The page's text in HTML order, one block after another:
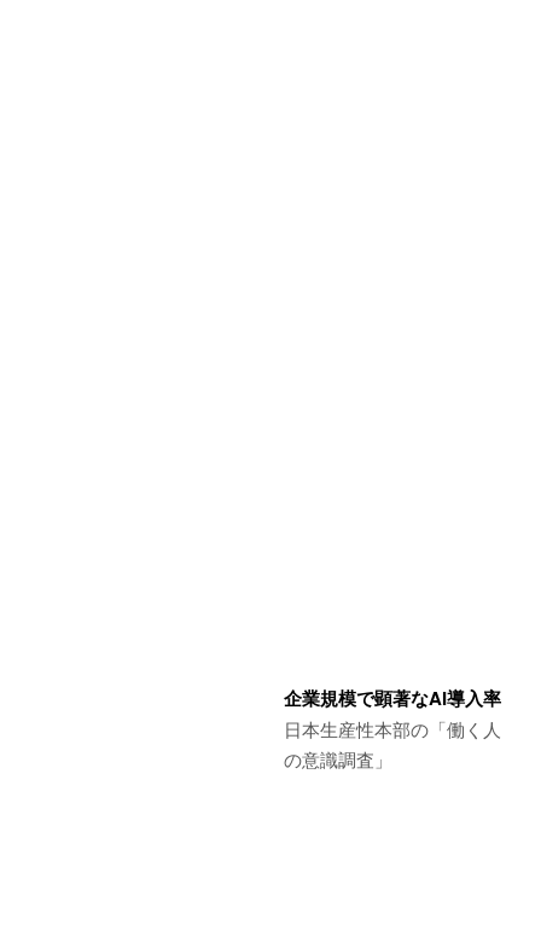
企業規模で顕著なAI導入率
日本生産性本部の「働く人
の意識調査」